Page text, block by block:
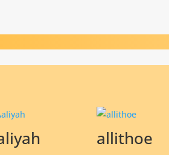
allithoe